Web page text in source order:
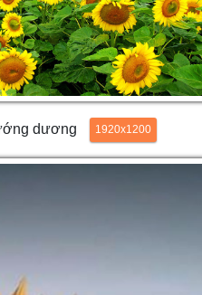
dương 1920x1200